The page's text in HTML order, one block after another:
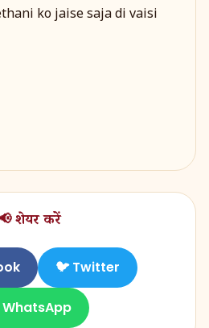
ko jaise saja di vaisi
शेयर करें
🐦 Twitter
WhatsApp